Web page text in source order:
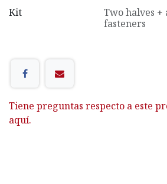
Kit
Two halves +
fasteners
Tiene preguntas respecto a este
aquí.